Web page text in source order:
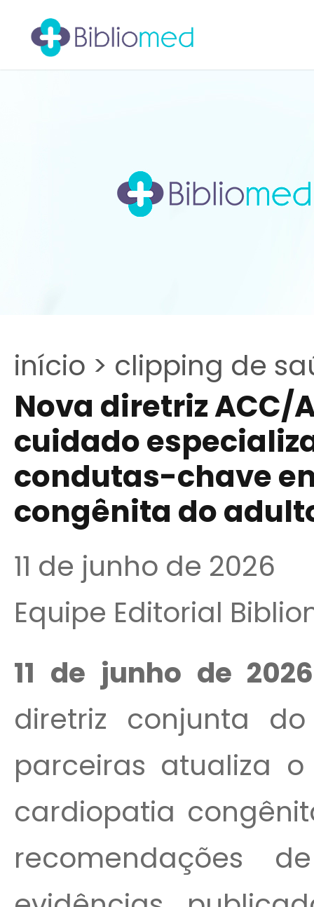
início > clipping de
Nova diretriz ACC/
cuidado
condutas-chave
congênita do
11 de junho de 2026
Equipe Editorial
11 de junho de
diretriz conjunta
parceiras atualiza
cardiopatia
recomendações